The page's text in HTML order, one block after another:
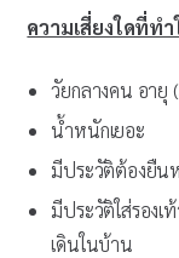
ความเสี่ยงใดที่ทำ
วัยกลางคน อายุ
น้ำหนักเยอะ
มีประวัติต้องยืน
มีประวัติใส่รองเ
เดินในบ้าน